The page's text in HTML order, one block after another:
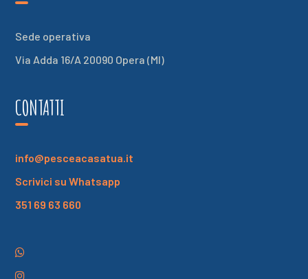
Sede operativa
Via Adda 16/A 20090 Opera (MI)
CONTATTI
info@pesceacasatua.it
Scrivici su Whatsapp
351 69 63 660